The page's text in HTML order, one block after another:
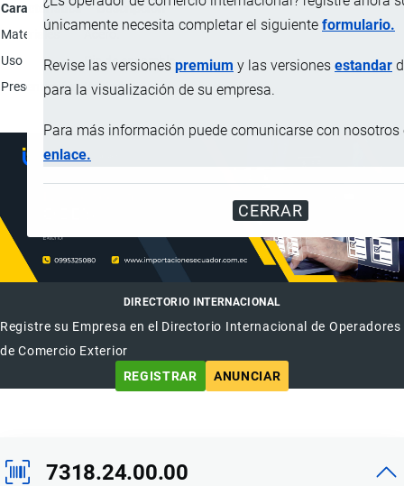
únicamente necesita completar el siguiente formulario.
Revise las versiones premium y las versiones estandar
para la visualización de su empresa.
Para más información puede comunicarse con nosotros
enlace.
CERRAR
Característica
Descripción
Materiales
Acero.
Uso
Pin de ensamble.
Presentación
Unidad.
DIRECTORIO INTERNACIONAL
Registre su Empresa en el Directorio Internacional de Operadores
de Comercio Exterior
REGISTRAR
ANUNCIAR
7318.24.00.00